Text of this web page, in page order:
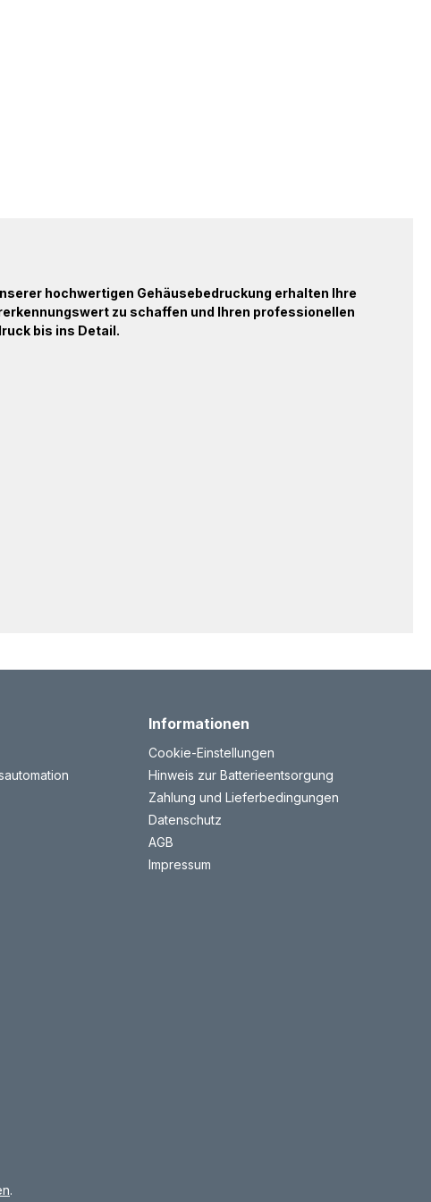
hochwertigen Gehäusebedruckung erhalten Ihre
zu schaffen und Ihren professionellen
bis ins Detail.
Informationen
Cookie-Einstellungen
Hinweis zur Batterieentsorgung
Zahlung und Lieferbedingungen
Datenschutz
AGB
Impressum
.